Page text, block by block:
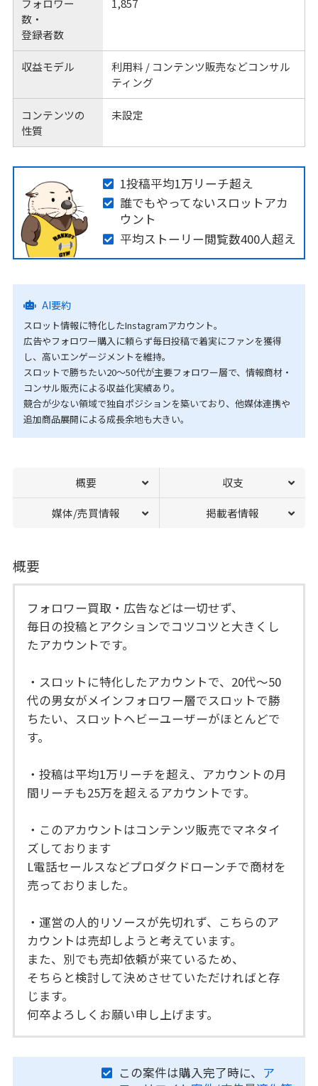
フォロワー
数・
登録者数
1,857
収益モデル
利用料 / コンテンツ販売などコンサル
ティング
コンテンツの
性質
未設定
1投稿平均1万リーチ超え
誰でもやってないスロットアカ
ウント
平均ストーリー閲覧数400人超え
AI要約
スロット情報に特化したInstagramアカウント。
広告やフォロワー購入に頼らず毎日投稿で着実にファンを獲得
し、高いエンゲージメントを維持。
スロットで勝ちたい20〜50代が主要フォロワー層で、情報商材・
コンサル販売による収益化実績あり。
競合が少ない領域で独自ポジションを築いており、他媒体連携や
追加商品展開による成長余地も大きい。
概要 収支
媒体/売買情報 掲載者情報
概要
フォロワー買取・広告などは一切せず、
毎日の投稿とアクションでコツコツと大きくし
たアカウントです。
・スロットに特化したアカウントで、20代～50
代の男女がメインフォロワー層でスロットで勝
ちたい、スロットヘビーユーザーがほとんどで
す。
・投稿は平均1万リーチを超え、アカウントの月
間リーチも25万を超えるアカウントです。
・このアカウントはコンテンツ販売でマネタイ
ズしております
L電話セールスなどプロダクドローンチで商材を
売っておりました。
・運営の人的リソースが先切れず、こちらのア
カウントは売却しようと考えています。
また、別でも売却依頼が来ているため、
そちらと検討して決めさせていただければと存
じます。
何卒よろしくお願い申し上げます。
この案件は購入完了時に、 ア